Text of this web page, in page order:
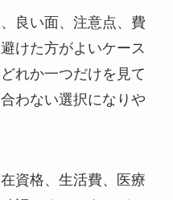
良い面、注意点、費
けた方がよいケース
れか一つだけを見て
わない選択になりや
資格、生活費、医療